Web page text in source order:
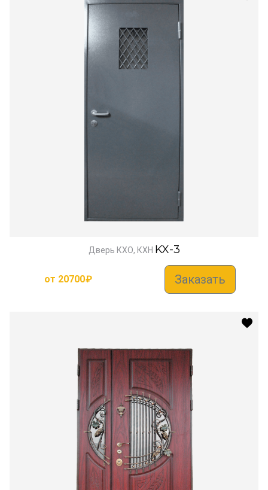
Дверь КХО, КХН KX-3
от 20700₽ Заказать